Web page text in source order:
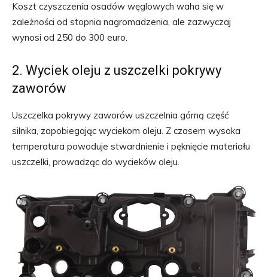
Koszt czyszczenia osadów węglowych waha się w
zależności od stopnia nagromadzenia, ale zazwyczaj
wynosi od 250 do 300 euro.
2. Wyciek oleju z uszczelki pokrywy
zaworów
Uszczelka pokrywy zaworów uszczelnia górną część
silnika, zapobiegając wyciekom oleju. Z czasem wysoka
temperatura powoduje stwardnienie i pęknięcie materiału
uszczelki, prowadząc do wycieków oleju.